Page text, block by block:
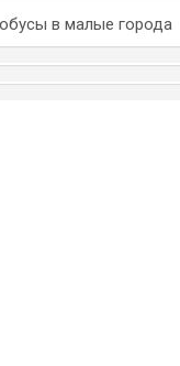
в малые города